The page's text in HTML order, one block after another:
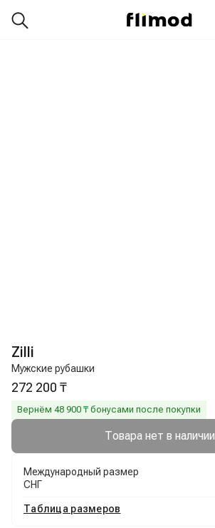
Zilli
Мужские рубашки
272 200 ₸
Вернём 48 900 ₸ бонусами после покупки
Товара нет в наличии
Международный размер
СНГ
Таблица размеров